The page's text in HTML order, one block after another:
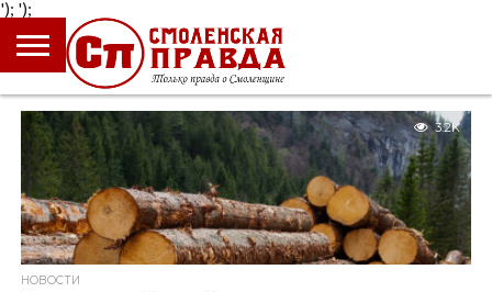
');
ГЛАВНАЯ
НОВОСТИ
ПРОИСШЕСТВИЯ
ПОЛИТИКА
КУЛЬТУРА
ЭКОНОМИКА
ОБЩЕСТВО
БЛОГИ
3.2K
НОВОСТИ
');